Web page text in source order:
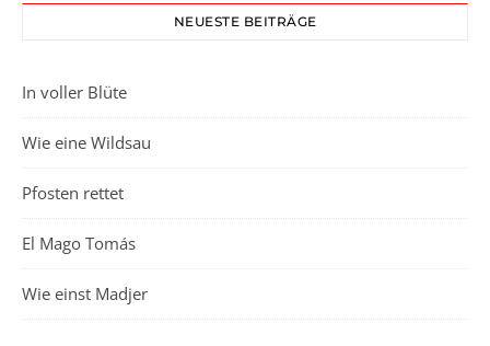
NEUESTE BEITRÄGE
In voller Blüte
Wie eine Wildsau
Pfosten rettet
El Mago Tomás
Wie einst Madjer